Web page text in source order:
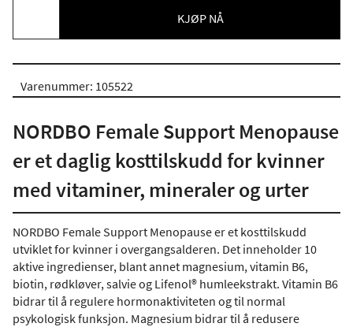
KJØP NÅ
Varenummer: 105522
NORDBO Female Support Menopause
er et daglig kosttilskudd for kvinner
med vitaminer, mineraler og urter
NORDBO Female Support Menopause er et kosttilskudd
utviklet for kvinner i overgangsalderen. Det inneholder 10
aktive ingredienser, blant annet magnesium, vitamin B6,
biotin, rødkløver, salvie og Lifenol® humleekstrakt. Vitamin B6
bidrar til å regulere hormonaktiviteten og til normal
psykologisk funksjon. Magnesium bidrar til å redusere